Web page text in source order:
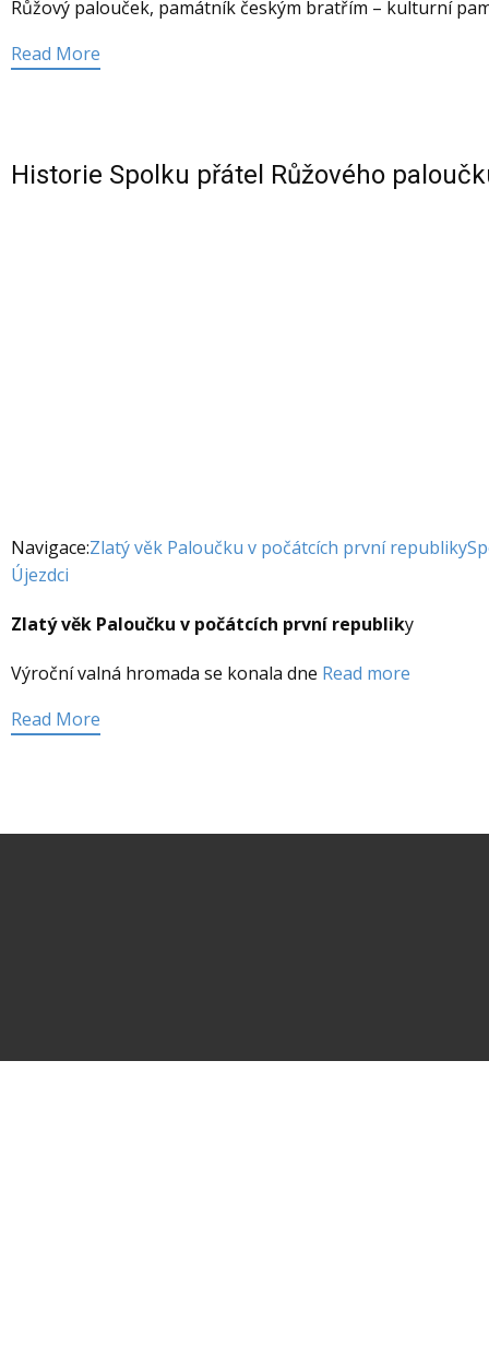
Růžový palouček, památník českým bratřím – kulturní
Read More
Historie Spolku přátel Růžového
Navigace:Zlatý věk Paloučku v počátcích první republiky
Újezdci
Zlatý věk Paloučku v počátcích první republiky
Výroční valná hromada se konala dne Read more
Read More